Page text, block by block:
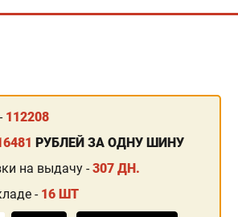
112208
РУБЛЕЙ ЗА ОДНУ ШИНУ
на выдачу -307 ДН.
- 16 ШТ